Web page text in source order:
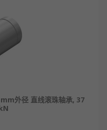
外径 直线滚珠轴承, 37